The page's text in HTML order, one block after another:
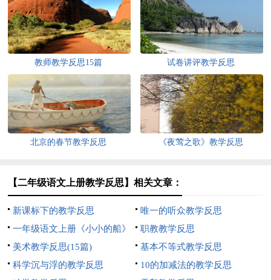
教师教学反思15篇 试卷讲评教学反思
北京的春节教学反思 《夜莺之歌》教学反思
【二年级语文上册教学反思】相关文章：
新课标下的教学反思
唯一的听众教学反思
一年级语文上册《小小的船》
教学反思
职教教学反思
美术教学反思(15篇)
基本不等式教学反思
科学沉与浮的教学反思
10的加减法的教学反思